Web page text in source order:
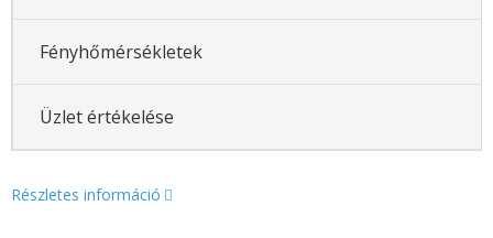
Fényhőmérsékletek
Üzlet értékelése
Részletes információ